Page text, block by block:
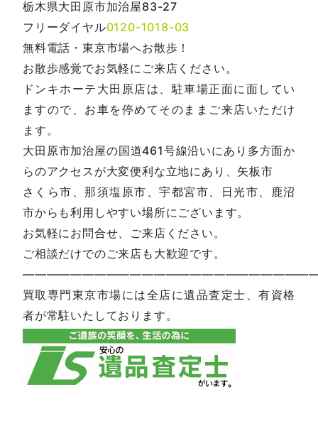
栃木県大田原市加治屋83-27
フリーダイヤル0120-1018-03
無料電話・東京市場へお散歩！
お散歩感覚でお気軽にご来店ください。
ドンキホーテ大田原店は、駐車場正面に面してい
ますので、お車を停めてそのままご来店いただけ
ます。
大田原市加治屋の国道461号線沿いにあり多方面か
らのアクセスが大変便利な立地にあり、矢板市
さくら市、那須塩原市、宇都宮市、日光市、鹿沼
市からも利用しやすい場所にございます。
お気軽にお問合せ、ご来店ください。
ご相談だけでのご来店も大歓迎です。
買取専門東京市場には全店に遺品査定士、有資格
者が常駐いたしております。